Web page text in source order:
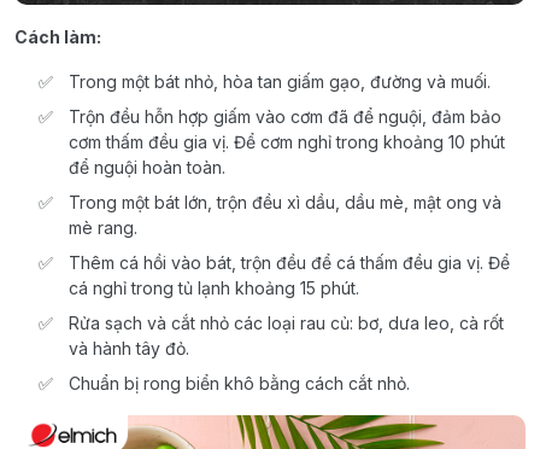
Cách làm:
Trong một bát nhỏ, hòa tan giấm gạo, đường và muối.
Trộn đều hỗn hợp giấm vào cơm đã để nguội, đảm bảo
cơm thấm đều gia vị. Để cơm nghỉ trong khoảng 10 phút
để nguội hoàn toàn.
Trong một bát lớn, trộn đều xì dầu, dầu mè, mật ong và
mè rang.
Thêm cá hồi vào bát, trộn đều để cá thấm đều gia vị. Để
cá nghỉ trong tủ lạnh khoảng 15 phút.
Rửa sạch và cắt nhỏ các loại rau củ: bơ, dưa leo, cà rốt
và hành tây đỏ.
Chuẩn bị rong biển khô bằng cách cắt nhỏ.